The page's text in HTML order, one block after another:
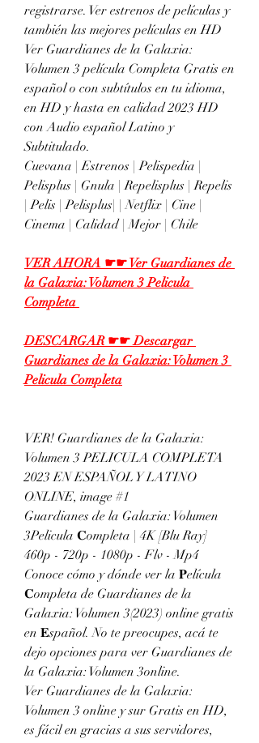
registrarse. Ver estrenos de películas y
también las mejores películas en HD
Ver Guardianes de la Galaxia:
Volumen 3 película Completa Gratis en
español o con subtítulos en tu idioma,
en HD y hasta en calidad 2023 HD
con Audio español Latino y
Subtitulado.
Cuevana | Estrenos | Pelispedia |
Pelisplus | Gnula | Repelisplus | Repelis
| Pelis | Pelisplus| | Netflix | Cine |
Cinema | Calidad | Mejor | Chile
VER AHORA ☛☛ Ver Guardianes de
la Galaxia: Volumen 3 Pelicula
Completa
DESCARGAR ☛☛ Descargar
Guardianes de la Galaxia: Volumen 3
Pelicula Completa
VER! Guardianes de la Galaxia:
Volumen 3 PELICULA COMPLETA
2023 EN ESPAÑOL Y LATINO
ONLINE, image #1
Guardianes de la Galaxia: Volumen
3Pelicula 𝐂ompleta | 4K [Blu Ray]
460p - 720p - 1080p - Flv - Mp4
Conoce cómo y dónde ver la 𝐏elícula
𝐂ompleta de Guardianes de la
Galaxia: Volumen 3(2023) online gratis
en 𝐄spañol. No te preocupes, acá te
dejo opciones para ver Guardianes de
la Galaxia: Volumen 3online.
Ver Guardianes de la Galaxia:
Volumen 3 online y sur Gratis en HD,
es fácil en gracias a sus servidores,